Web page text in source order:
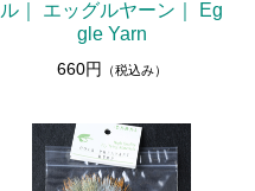
ル｜ エッグルヤーン｜ Eg
gle Yarn
660円 （税込み）